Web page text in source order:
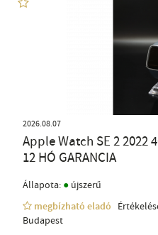
2026.08.07
Apple Watch SE 2 2022
12 HÓ GARANCIA
Állapota: ● újszerű
megbízható eladó
Budapest